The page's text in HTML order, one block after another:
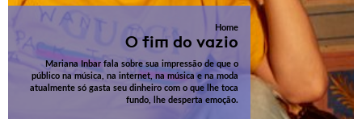
Home
O fim do vazio
Mariana Inbar fala sobre sua impressão de que o
público na música, na internet, na música e na moda
atualmente só gasta seu dinheiro com o que lhe toca
fundo, lhe desperta emoção.